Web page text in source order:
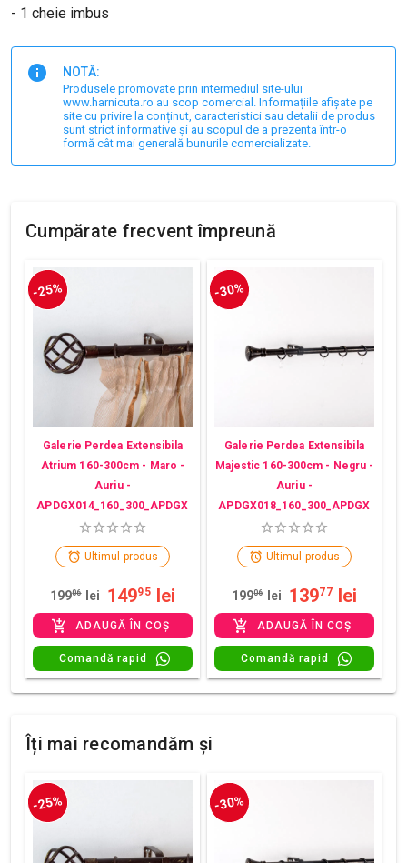
- 1 cheie imbus
NOTĂ:
Produsele promovate prin intermediul site-ului
www.harnicuta.ro au scop comercial. Informațiile afișate pe
site cu privire la conținut, caracteristici sau detalii de produs
sunt strict informative și au scopul de a prezenta într-o
formă cât mai generală bunurile comercializate.
Cumpărate frecvent împreună
-25%
Galerie Perdea Extensibila
Atrium 160-300cm - Maro -
Auriu -
APDGX014_160_300_APDGX
Ultimul produs
19906 lei 14995 lei
ADAUGĂ ÎN COȘ
Comandă rapid
-30%
Galerie Perdea Extensibila
Majestic 160-300cm - Negru -
Auriu -
APDGX018_160_300_APDGX
Ultimul produs
19906 lei 13977 lei
ADAUGĂ ÎN COȘ
Comandă rapid
Îți mai recomandăm și
-25% -30%